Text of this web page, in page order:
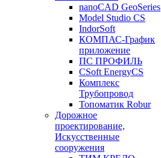
nanoCAD GeoSeries
Model Studio CS
IndorSoft
КОМПАС-График
приложение
ПС ПРОФИЛЬ
CSoft EnergyCS
Комплекс
Трубопровод
Топоматик Robur
Дорожное
проектирование,
Искусственные
сооружения